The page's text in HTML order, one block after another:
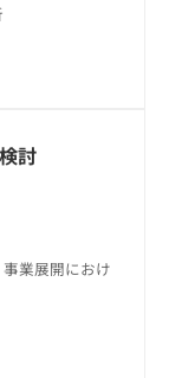
討
業展開におけ